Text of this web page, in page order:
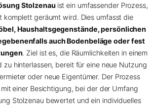
Stolzenau ist ein umfassender Prozess,
komplett geräumt wird. Dies umfasst die
Haushaltsgegenstände, persönlichen
auch Bodenbeläge oder fest
. Ziel ist es, die Räumlichkeiten in einem
zu hinterlassen, bereit für eine neue Nutzung
oder neue Eigentümer. Der Prozess
einer Besichtigung, bei der der Umfang
Stolzenau bewertet und ein individuelles